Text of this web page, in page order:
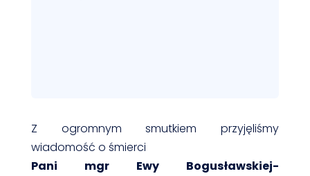
Z ogromnym smutkiem przyjęliśmy
wiadomość o śmierci
Pani mgr Ewy Bogusławskiej-